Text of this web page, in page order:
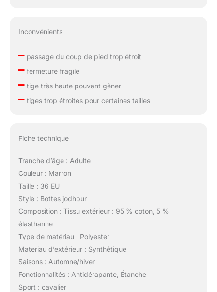
Inconvénients
–passage du coup de pied trop étroit
–fermeture fragile
–tige très haute pouvant gêner
–tiges trop étroites pour certaines tailles
Fiche technique
Tranche d’âge : Adulte
Couleur : Marron
Taille : 36 EU
Style : Bottes jodhpur
Composition : Tissu extérieur : 95 % coton, 5 %
élasthanne
Type de matériau : Polyester
Materiau d’extérieur : Synthétique
Saisons : Automne/hiver
Fonctionnalités : Antidérapante, Étanche
Sport : cavalier